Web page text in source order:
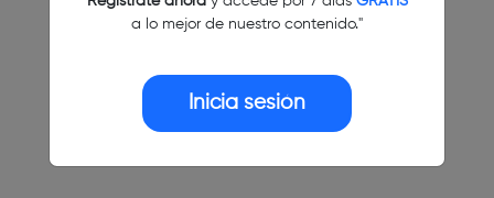
a lo mejor de nuestro contenido."
Inicia sesión